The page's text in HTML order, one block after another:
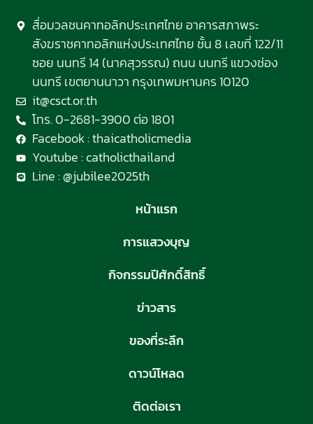
สื่อมวลชนคาทอลิกประเทศไทย อาคารสภาพระ
สังฆราชคาทอลิกแห่งประเทศไทย ชั้น 8 เลขที่ 122/11
ซอย นนทรี 14 (นาคสุวรรณ) ถนน นนทรี แขวงช่อง
นนทรี เขตยานนาวา กรุงเทพมหานคร 10120
it@csct.or.th
โทร. 0-2681-3900 ต่อ 1801
Facebook : thaicatholicmedia
Youtube : catholicthailand
Line : @jubilee2025th
หน้าแรก
การแสวงบุญ
กิจกรรมปีศักดิ์สิทธิ์
ข่าวสาร
ของที่ระลึก
ดาวน์โหลด
ติดต่อเรา